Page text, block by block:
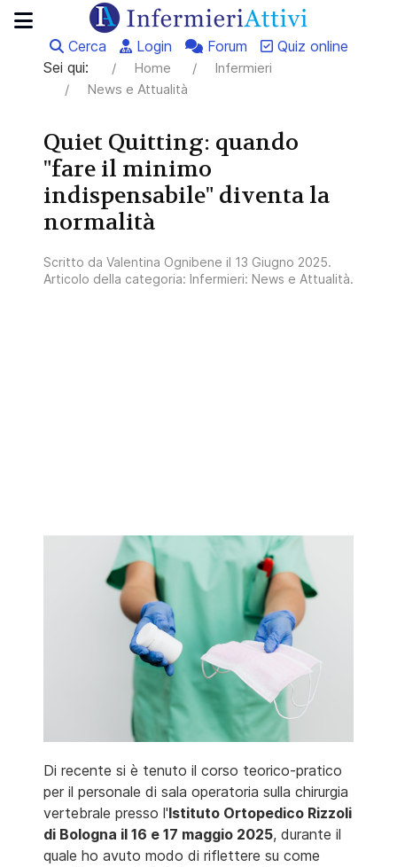
Cerca Login Forum
Quiz online
Sei qui:
Home
Infermieri
News e Attualità
Quiet Quitting: quando
"fare il minimo
indispensabile" diventa la
normalità
Scritto da Valentina Ognibene il 13 Giugno 2025.
Articolo della categoria: Infermieri: News e Attualità.
Di recente si è tenuto il corso teorico-pratico
per il personale di sala operatoria sulla chirurgia
vertebrale presso l'Istituto Ortopedico Rizzoli
di Bologna il 16 e 17 maggio 2025, durante il
quale ho avuto modo di riflettere su come